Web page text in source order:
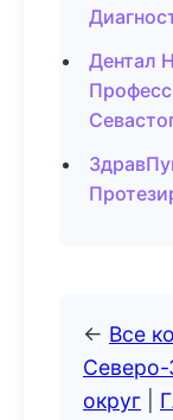
Дентал
← Все
округ